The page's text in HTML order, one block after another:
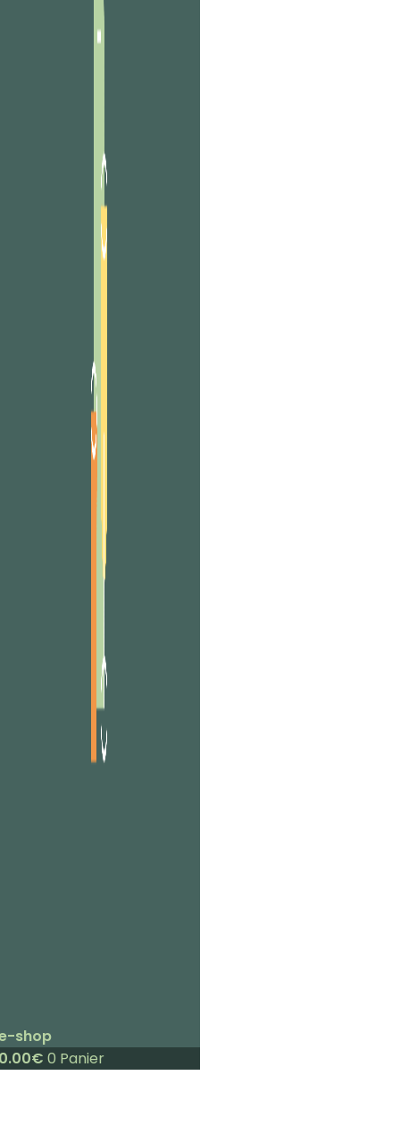
shop
€ 0 Panier